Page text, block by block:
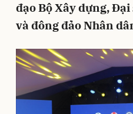
đạo Bộ Xây dựng,
và đông đảo Nhân